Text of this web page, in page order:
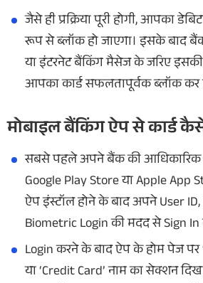
जैसे ही प्रक्रिया पूरी होगी, आपका
रूप से ब्लॉक हो जाएगा। इसके बाद
या इंटरनेट बैंकिंग मैसेज के जरिए
आपका कार्ड सफलतापूर्वक ब्लॉक कर
मोबाइल बैंकिंग ऐप से कार्ड
सबसे पहले अपने बैंक की आधिकारिक
Google Play Store या Apple App
ऐप इंस्टॉल होने के बाद अपने User ID,
Biometric Login की मदद से Sign In
Login करने के बाद ऐप के होम पेज पर
या ‘Credit Card’ नाम का सेक्शन